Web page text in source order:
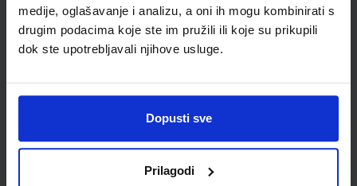
medije, oglašavanje i analizu, a oni ih mogu kombinirati s
drugim podacima koje ste im pružili ili koje su prikupili
dok ste upotrebljavali njihove usluge.
Dopusti sve
Prilagodi
DOM3
SKU:569793 CIJENA: 10,00 €
dodatnim digitalnim sadržajima u prvom razredu osnovne